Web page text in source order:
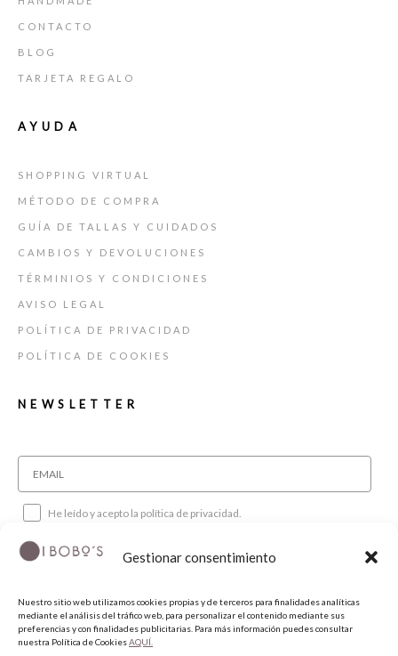
Gestionar consentimiento
Nuestro sitio web utilizamos cookies propias y de terceros para finalidades analíticas
mediante el análisis del tráfico web, para personalizar el contenido mediante sus
preferencias y con finalidades publicitarias. Para más información puedes consultar
nuestra Política de CookiesAQUÍ.
CONTACTO
BLOG
TARJETA REGALO
AYUDA
SHOPPING VIRTUAL
MÉTODO DE COMPRA
GUÍA DE TALLAS Y CUIDADOS
CAMBIOS Y DEVOLUCIONES
TÉRMINIOS Y CONDICIONES
AVISO LEGAL
POLÍTICA DE PRIVACIDAD
POLÍTICA DE COOKIES
NEWSLETTER
He leído y acepto la política de privacidad.
SUSCRIBIRME
SÍGUENOS